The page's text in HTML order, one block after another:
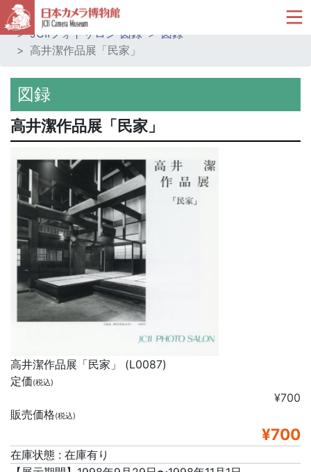
ホーム
ミュージアムショップ
JCIIフォトサロン 図録
図録
高井潔作品展「民家」
図録
高井潔作品展「民家」
高井潔作品展「民家」 (L0087)
定価(税込)
¥700
販売価格(税込)
¥700
在庫状態 : 在庫有り